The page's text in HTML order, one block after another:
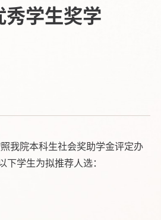
学生奖学
我院本科生社会奖助学金评定办
学生为拟推荐人选：